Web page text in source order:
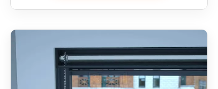
Çanakkale